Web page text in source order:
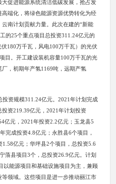
促进能源系统清洁低碳发展，抢占发
端化，将绿色能源资源优势转化为经
南计划贡献力量。此次在建的“新能
的25个重点项目总投资311.24亿元的
180万千瓦，风电100万千瓦）的光伏
目。开工建设装机容量100万千瓦的光
，初期年产氢1169吨，远期产氢
资规模311.24亿元。2021年计划完成
资219.39亿元，2021年计划投资
亿元，2021年投资2.2亿元；玉龙县5
完成投资4.8亿元；永胜县6个项目，
亿元；华坪县2个项目，总投资5.6
蒗县项目3个，总投资26.9亿元。计划
以能源项目和基础设施项目为主，兼顾
领域。这些项目是进一步推动丽江市